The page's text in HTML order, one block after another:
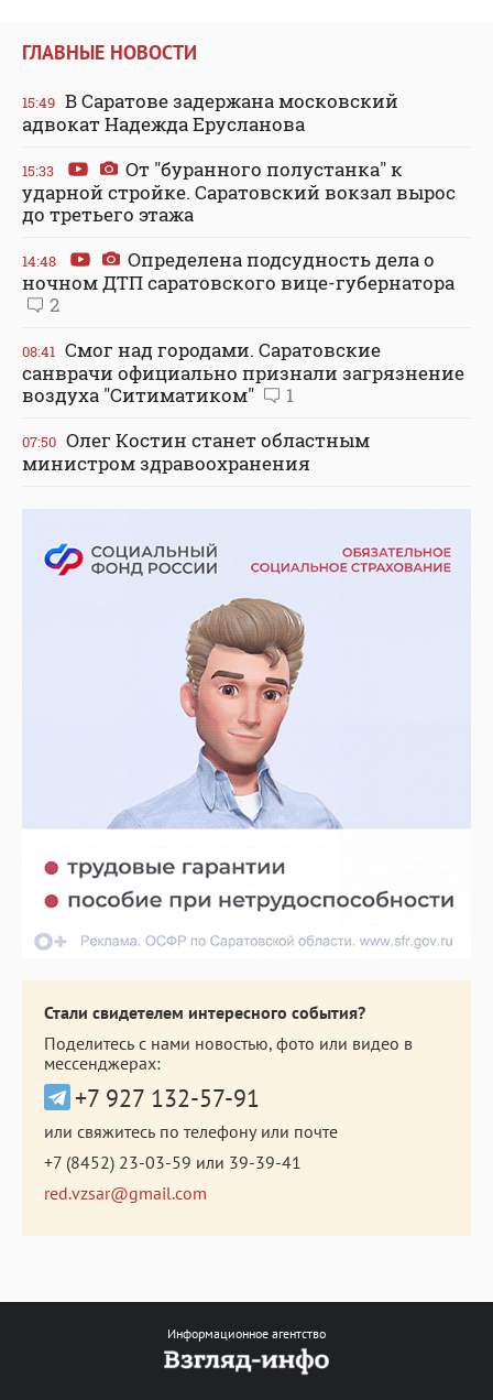
ГЛАВНЫЕ НОВОСТИ
15:49 В Саратове задержана московский
адвокат Надежда Ерусланова
15:33
От "буранного полустанка" к
ударной стройке. Саратовский вокзал вырос
до третьего этажа
14:48
Определена подсудность дела о
ночном ДТП саратовского вице-губернатора
2
08:41 Смог над городами. Саратовские
санврачи официально признали загрязнение
воздуха "Ситиматиком"
1
07:50 Олег Костин станет областным
министром здравоохранения
Стали свидетелем интересного события?
Поделитесь с нами новостью, фото или видео в
мессенджерах:
+7 927 132-57-91
или свяжитесь по телефону или почте
+7 (8452) 23-03-59 или 39-39-41
red.vzsar@gmail.com
Информационное агентство